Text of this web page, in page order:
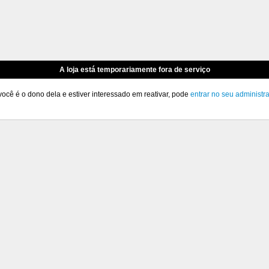
A loja está temporariamente fora de serviço
é o dono dela e estiver interessado em reativar, pode entrar no seu